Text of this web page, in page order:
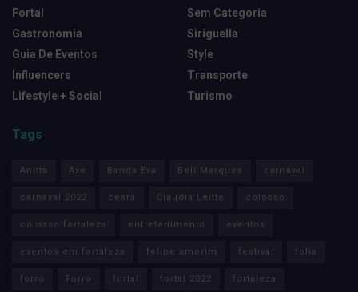
Fortal
Gastronomia
Guia De Eventos
Influencers
Lifestyle + Social
Sem Categoria
Siriguella
Style
Transporte
Turismo
Tags
Anitta Axé Banda Eva Bell Marques carnaval
carnaval 2022 ceará Claudia Leitte colosso
colosso fortaleza entretenimento eventos
eventos em fortaleza felipe amorim festival folia
forro Forró fortal fortal 2022 fortaleza